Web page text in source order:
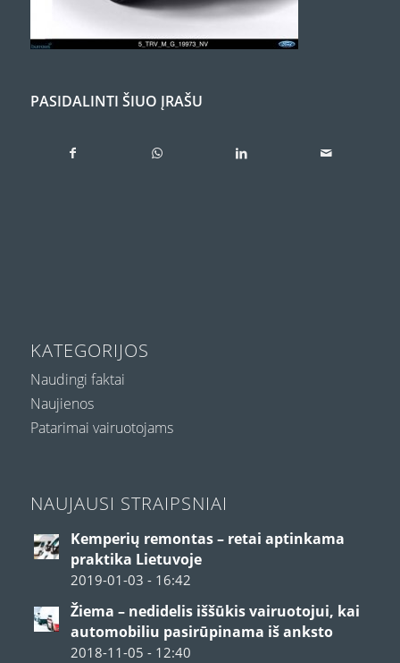
PASIDALINTI ŠIUO ĮRAŠU
KATEGORIJOS
Naudingi faktai
Naujienos
Patarimai vairuotojams
NAUJAUSI STRAIPSNIAI
Kemperių remontas – retai aptinkama
praktika Lietuvoje
2019-01-03 - 16:42
Žiema – nedidelis iššūkis vairuotojui, kai
automobiliu pasirūpinama iš anksto
2018-11-05 - 12:40